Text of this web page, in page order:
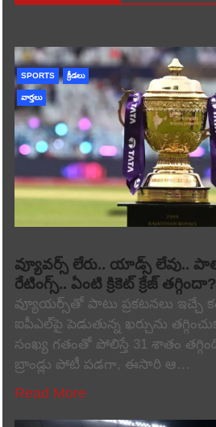
SPORTS క్రీడలు
వార్తలు
వ్యూవర్స్ లేరు.. యాడ్స్ లేవు..
రేటింగ్స్.. ఏంటి క్రికెట్ క్రేజ్ తగ్గిందా?
వ్యూయర్స్‌తో పాటు ప్రకటనలు ఇచ్చే
ఐపీఎల్‌పై పెడుతున్న ఖర్చును
సంఖ్య గతంతో పోలిస్తే 31 శాతం
బ్రాండ్లు పోటీ పడగా, ఈసారి ఆ…
Read More